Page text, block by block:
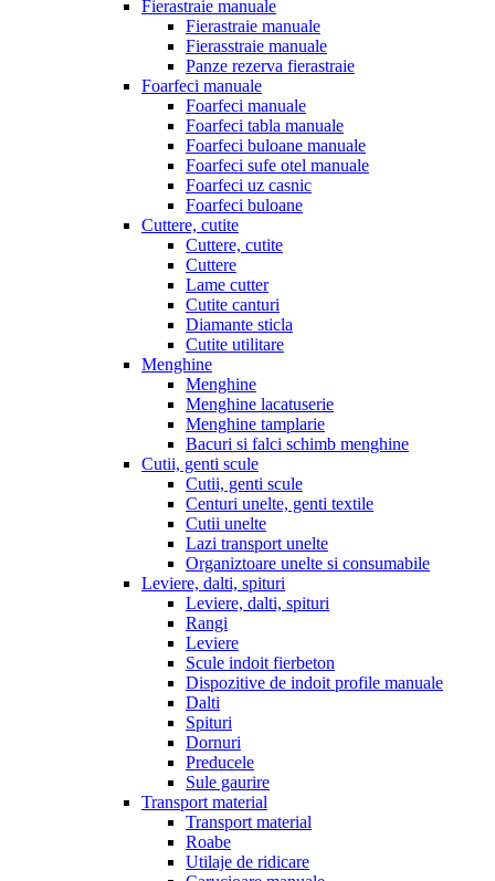
Fierastraie manuale
Fierastraie manuale
Fierasstraie manuale
Panze rezerva fierastraie
Foarfeci manuale
Foarfeci manuale
Foarfeci tabla manuale
Foarfeci buloane manuale
Foarfeci sufe otel manuale
Foarfeci uz casnic
Foarfeci buloane
Cuttere, cutite
Cuttere, cutite
Cuttere
Lame cutter
Cutite canturi
Diamante sticla
Cutite utilitare
Menghine
Menghine
Menghine lacatuserie
Menghine tamplarie
Bacuri si falci schimb menghine
Cutii, genti scule
Cutii, genti scule
Centuri unelte, genti textile
Cutii unelte
Lazi transport unelte
Organiztoare unelte si consumabile
Leviere, dalti, spituri
Leviere, dalti, spituri
Rangi
Leviere
Scule indoit fierbeton
Dispozitive de indoit profile manuale
Dalti
Spituri
Dornuri
Preducele
Sule gaurire
Transport material
Transport material
Roabe
Utilaje de ridicare